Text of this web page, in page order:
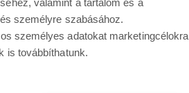
személyre szabásához.
személyes adatokat marketingcélokra
is továbbíthatunk.